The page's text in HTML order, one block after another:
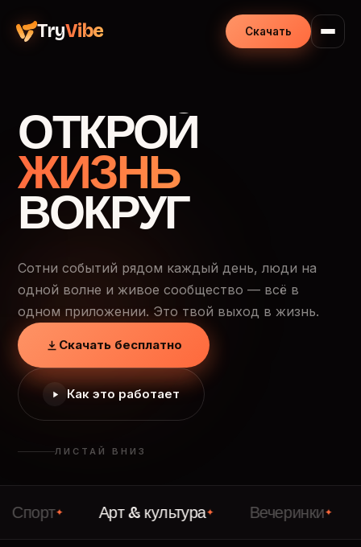
TryVibe Скачать
ОТКРОЙ
ЖИЗНЬ
ВОКРУГ
Сотни событий рядом каждый день, люди на
одной волне и живое сообщество — всё в
одном приложении. Это твой выход в жизнь.
Скачать бесплатно
Как это работает
ЛИСТАЙ ВНИЗ
Арт & культура✦ Вечеринки✦